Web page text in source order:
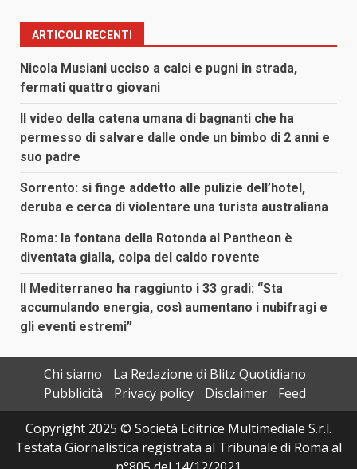
ARTICOLI RECENTI
Nicola Musiani ucciso a calci e pugni in strada,
fermati quattro giovani
Il video della catena umana di bagnanti che ha
permesso di salvare dalle onde un bimbo di 2 anni e
suo padre
Sorrento: si finge addetto alle pulizie dell’hotel,
deruba e cerca di violentare una turista australiana
Roma: la fontana della Rotonda al Pantheon è
diventata gialla, colpa del caldo rovente
Il Mediterraneo ha raggiunto i 33 gradi: “Sta
accumulando energia, così aumentano i nubifragi e
gli eventi estremi”
Chi siamo
La Redazione di Blitz Quotidiano
Pubblicità
Privacy policy Disclaimer
Feed
Copyright 2025 © Società Editrice Multimediale S.r.l.
Testata Giornalistica registrata al Tribunale di Roma al